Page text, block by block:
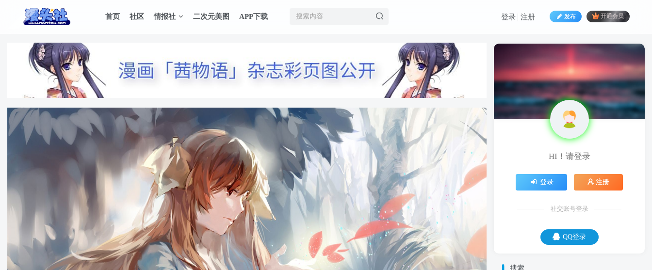
首页 社区 情报社 二次元美图 APP下载 发布 开通会员
登录 注册
HI！请登录
登录 注册
社交账号登录
QQ登录
搜索
HI！请登录
登录 注册
社交账号登录
QQ登录